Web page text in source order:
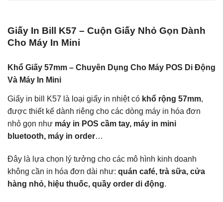
Giấy In Bill K57 – Cuộn Giấy Nhỏ Gọn Dành
Cho Máy In Mini
Khổ Giấy 57mm – Chuyên Dụng Cho Máy POS Di Động
Và Máy In Mini
Giấy in bill K57 là loại giấy in nhiệt có khổ rộng 57mm,
được thiết kế dành riêng cho các dòng máy in hóa đơn
nhỏ gọn như máy in POS cầm tay, máy in mini
bluetooth, máy in order…
Đây là lựa chọn lý tưởng cho các mô hình kinh doanh
không cần in hóa đơn dài như: quán café, trà sữa, cửa
hàng nhỏ, hiệu thuốc, quầy order di động.